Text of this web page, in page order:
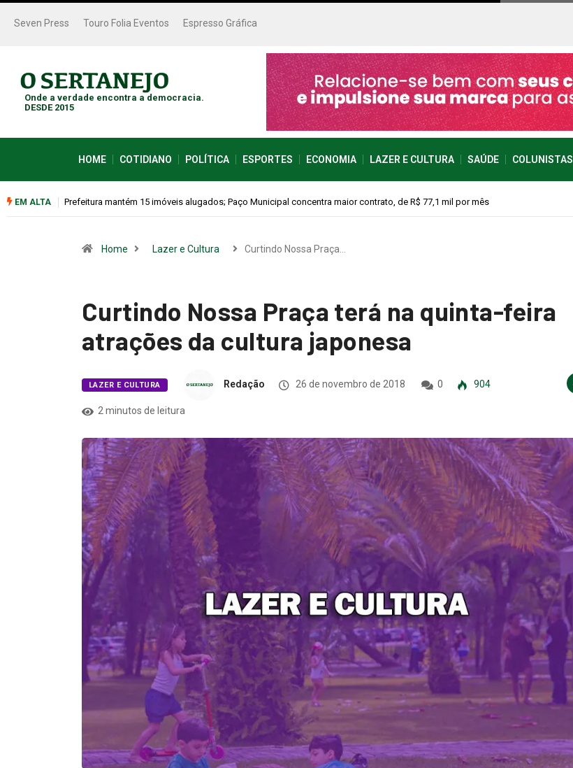
Seven Press Touro Folia Eventos Espresso Gráfica
Onde a verdade encontra a democracia.
DESDE 2015
HOME COTIDIANO POLÍTICA ESPORTES ECONOMIA LAZER E CULTURA SAÚDE COLUNISTAS
EM ALTA Colina promove 1º Fórum de Turismo para discutir desenvolvimento econômico
Home Lazer e Cultura Curtindo Nossa Praça…
Curtindo Nossa Praça terá na quinta-feira
atrações da cultura japonesa
LAZER E CULTURA Redação 26 de novembro de 2018 0 904
2 minutos de leitura